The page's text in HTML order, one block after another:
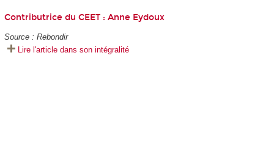
Contributrice du CEET : Anne Eydoux
Source : Rebondir
Lire l'article dans son intégralité